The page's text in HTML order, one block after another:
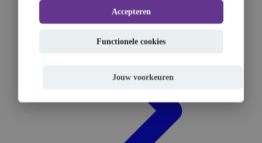
Accepteren
Functionele cookies
Jouw voorkeuren